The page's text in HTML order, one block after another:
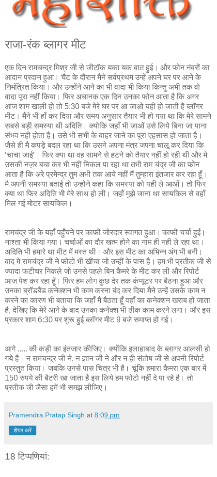
राजा-रंक ब्‍लागर मीट
एक दिन रामचन्द्र मिश्र जी से जीटॉक यका यक बात हुई। और फोन नंबरों का
आदान प्रदान हुआ। चैट के दौरान मैने सर्वप्रथम उन्हें अपने घर पर आने के
निमंत्रित किया। और उन्होंने आने का भी वादा भी किया किन्तु अभी तक वो
वादा पूरा नहीं किया। फिर अचानक एक दिन उनका फोन आता है कि अगर
आज शाम खाली हो तो 5:30 बजे मेरे घर पर आ जाओ यही हो जाती है ब्लॉगर
मीट। मैंने भी हॉं कर दिया और समय अनुसार तैयार भी हो गया था कि मेरे सामने
सबसे बड़ी समस्या थी अदिति। क्योकि जहाँ भी जाओं उसे लिये बिना जा पाना
संभव नही होता है। उसे भी सभी के बाहर जाने का पूरा एहसास हो जाता है।
जैसे ही मै कपड़े बदल रहा था कि उसने अपना मंत्र जपना चालू कर दिया कि
‘चाचा जाई’। फिर क्‍या था वह सामने से हटने को तैयार नहीं हो रही थी और मे
उसकी नज़र बचा कर भी नहीं निकल पा रहा था तभी राम चंद्र जी का फोन
आता है कि अरे प्रमेन्द्र तुम अभी तक आये नहीं मैं तुम्हारा इंतजार कर रहा हूँ।
मै अपनी समस्‍या बताई तो उन्‍होने कहा कि समस्‍या को यही ले आओं। तो फिर
क्‍या था फिर अदिति भी मेरे साथ हो ली। जहॉं मुझे जाना था सायकिल से वहॉं
मिल गई मोटर सायकिल।
रामचंद्र जी के यहाँ पहुँचने पर काफी जोरदार स्वागत हुआ। काफी चर्चा हुई।
नाश्ता भी किया गया। चर्चाओं का दौर खत्म होने का नाम ही नही ले रहा था।
अदिति भी हमारे था मीट में मस्‍त थी। और इस मीट का अभिन्‍न अंग भी बनी।
बाद मे रामचंद्र जी ने फोटो भी खींचा जो उन्हीं के पास है। हम भी प्रतीक जी से
ज्यादा फटीचर निकले जो उनसे पहले बिन कैमरे के मीट कर ली और रिपोर्ट
आज पेश कर रहा हूँ। फिर हम लोग कुछ देर तक कंप्यूटर पर बैठना हुआ और
उनका ब्रॉडबैंड कनेक्‍शन भी काम करना बंद कर दिया मैने उन्हें उसके काम न
करने का कारण भी बताया कि जहाँ मै बैठता हूँ वहाँ का कनेक्शन खराब हो जाता
है, देखिए कि मेरे आने के बाद उनका कनेक्‍श भी ठीक काम करने लगा। और इस
प्रकार शाम 6:30 पर शुरू हुई ब्लॉगर मीट 9 बजे समाप्त हो गई।
आगे ..... की कड़ी का इंतजार कीजिए। क्योंकि इलाहाबाद के ब्‍लागर आलसी हो
गये है। न रामचन्‍द्र जी ने, न ज्ञान जी ने और न ही संतोष जी से अपनी रिपोर्ट
प्रस्तुत किया। जबकि उनसे पास चित्र भी है। चूंकि हमारा कैमरा एक बार में
150 रुपये की बैटरी खा जाता है इस लिये हम फोटो नहीं दे पा रहे है। तो
प्रतीक जी जैसा हमें भी समझ लीजिए।
Pramendra Pratap Singh at 8:09 pm
शेयर करें
18 टिप्‍पणियां: